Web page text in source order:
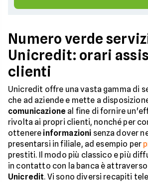
Numero verde
Unicredit: orari
clienti
Unicredit offre una vasta gamma di
che ad aziende e mette a
comunicazione al fine di fornire
rivolta ai propri clienti, nonché per
ottenere informazioni senza dover
presentarsi in filiale, ad esempio per
prestiti. Il modo più classico e più
in contatto con la banca è attraverso
Unicredit. Vi sono diversi recapiti